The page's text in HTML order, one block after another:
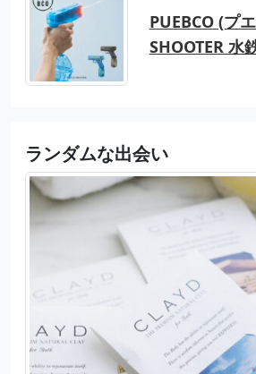
PUEBCO (プ
SHOOTER 水
ランダムな出会い